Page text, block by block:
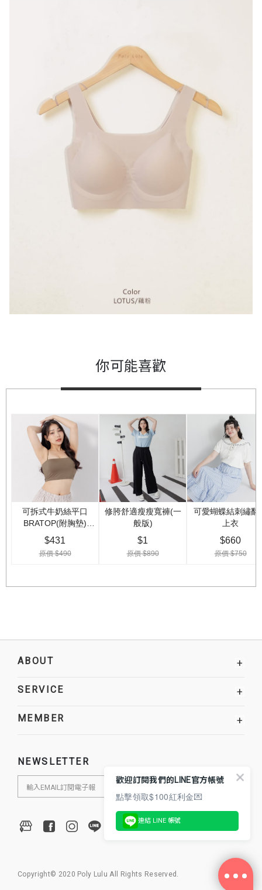
你可能喜歡
ABOUT +
SERVICE +
MEMBER +
NEWSLETTER
Copyright© 2020 Poly Lulu All Rights Reserved.
歡迎訂閱我們的LINE官方帳號
點擊領取$100紅利金💌
連結 LINE 帳號